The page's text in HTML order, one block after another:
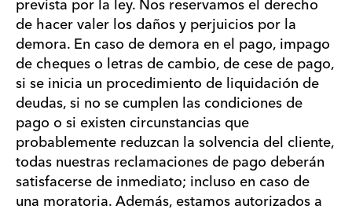
prevista por la ley. Nos reservamos el derecho
de hacer valer los daños y perjuicios por la
demora. En caso de demora en el pago, impago
de cheques o letras de cambio, de cese de pago,
si se inicia un procedimiento de liquidación de
deudas, si no se cumplen las condiciones de
pago o si existen circunstancias que
probablemente reduzcan la solvencia del cliente,
todas nuestras reclamaciones de pago deberán
satisfacerse de inmediato; incluso en caso de
una moratoria. Además, estamos autorizados a